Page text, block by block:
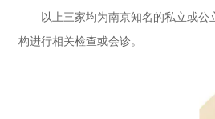
以上三家均为南京知名的私立或
构进行相关检查或会诊。